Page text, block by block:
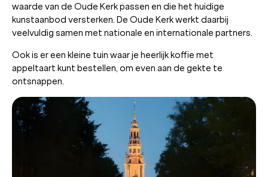
waarde van de Oude Kerk passen en die het huidige
kunstaanbod versterken. De Oude Kerk werkt daarbij
veelvuldig samen met nationale en internationale partners.
Ook is er een kleine tuin waar je heerlijk koffie met
appeltaart kunt bestellen, om even aan de gekte te
ontsnappen.